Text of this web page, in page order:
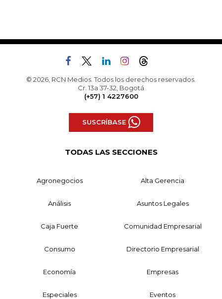
© 2026, RCN Medios. Todos los derechos reservados.
Cr. 13a 37-32, Bogotá
(+57) 1 4227600
SUSCRÍBASE
TODAS LAS SECCIONES
Agronegocios Alta Gerencia
Análisis Asuntos Legales
Caja Fuerte Comunidad Empresarial
Consumo Directorio Empresarial
Economía Empresas
Especiales Eventos